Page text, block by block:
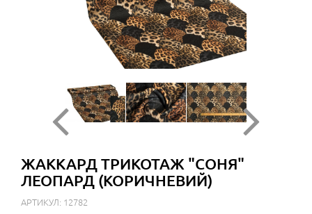
ЖАККАРД ТРИКОТАЖ "СОНЯ"
ЛЕОПАРД (КОРИЧНЕВИЙ)
АРТИКУЛ: 12782